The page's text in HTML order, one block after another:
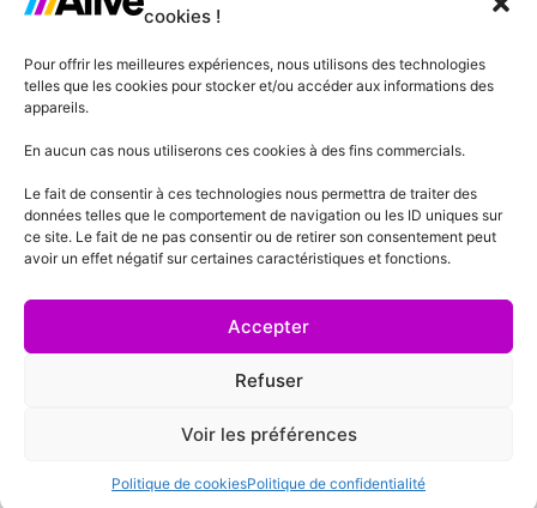
cookies !
Pour offrir les meilleures expériences, nous utilisons des technologies
telles que les cookies pour stocker et/ou accéder aux informations des
appareils.
En aucun cas nous utiliserons ces cookies à des fins commercials.
Le fait de consentir à ces technologies nous permettra de traiter des
données telles que le comportement de navigation ou les ID uniques sur
ce site. Le fait de ne pas consentir ou de retirer son consentement peut
avoir un effet négatif sur certaines caractéristiques et fonctions.
Accepter
Refuser
Voir les préférences
Politique de cookiesPolitique de confidentialité
Agence de Plessis-Pâté
Agence d'Angers
Agence de Lyon
Agence de Cannes
Conditions générales de vente